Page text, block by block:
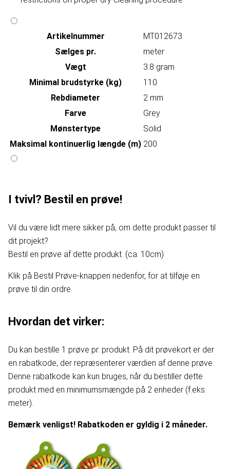
Artikelnummer
MT012673
Sælges pr.
meter
Vægt
3.8 gram
Minimal brudstyrke (kg)
110
Rebdiameter
2 mm
Farve
Grey
Mønstertype
Solid
Maksimal kontinuerlig længde (m) 200
I tvivl? Bestil en prøve!
Vil du være lidt mere sikker på, om dette produkt passer til
dit projekt?
Bestil en prøve af dette produkt. (ca. 10cm)
Klik på Bestil Prøve-knappen nedenfor, for at tilføje en
prøve til din ordre.
Hvordan det virker:
Du kan bestille 1 prøve pr. produkt. På dit prøvekort er der
en rabatkode, der repræsenterer værdien af denne prøve.
Denne rabatkode kan kun bruges, når du bestiller dette
produkt med en minimumsmængde på 2 enheder (f.eks.
meter).
Bemærk venligst! Rabatkoden er gyldig i 2 måneder.